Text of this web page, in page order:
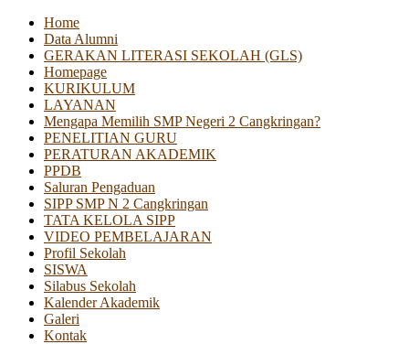
Home
Data Alumni
GERAKAN LITERASI SEKOLAH (GLS)
Homepage
KURIKULUM
LAYANAN
Mengapa Memilih SMP Negeri 2 Cangkringan?
PENELITIAN GURU
PERATURAN AKADEMIK
PPDB
Saluran Pengaduan
SIPP SMP N 2 Cangkringan
TATA KELOLA SIPP
VIDEO PEMBELAJARAN
Profil Sekolah
SISWA
Silabus Sekolah
Kalender Akademik
Galeri
Kontak